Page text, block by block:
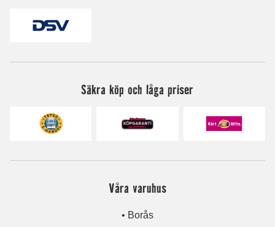
Säkra köp och låga priser
Våra varuhus
• Borås